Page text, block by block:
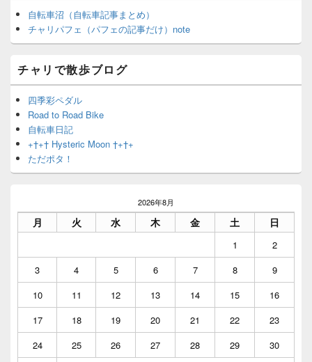
自転車沼（自転車記事まとめ）
チャリパフェ（パフェの記事だけ）note
チャリで散歩ブログ
四季彩ペダル
Road to Road Bike
自転車日記
+†+† Hysteric Moon †+†+
ただポタ！
2026年8月
月 火 水 木 金 土 日
1
2
3
4 5 6 7 8
9
10
11 12 13 14 15
16
17
18 19 20 21 22
23
24
25 26 27 28 29
30